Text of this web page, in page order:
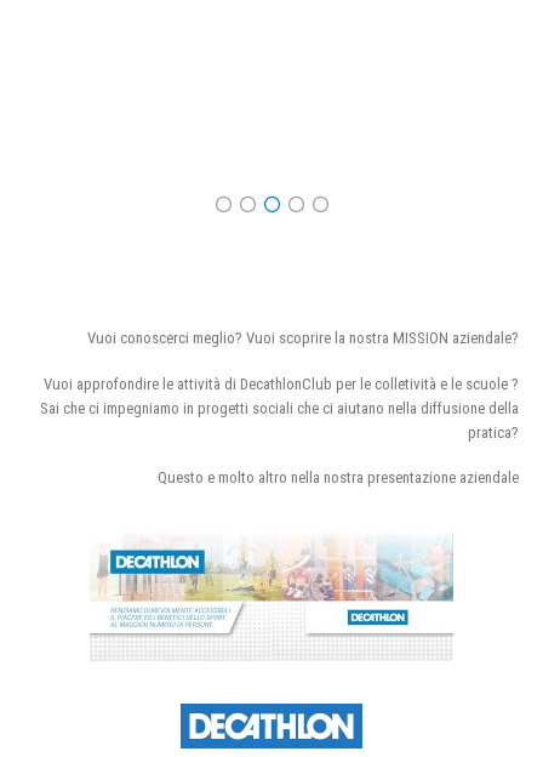
Vuoi conoscerci meglio? Vuoi scoprire la nostra MISSION aziendale?
Vuoi approfondire le attività di DecathlonClub per le colletività e le scuole ?
Sai che ci impegniamo in progetti sociali che ci aiutano nella diffusione della
pratica?
Questo e molto altro nella nostra presentazione aziendale